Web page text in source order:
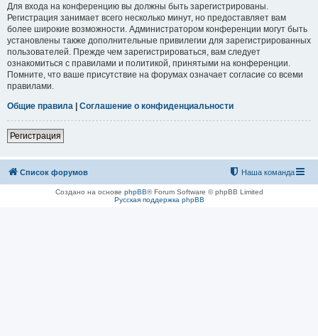
Для входа на конференцию вы должны быть зарегистрированы.
Регистрация занимает всего несколько минут, но предоставляет вам
более широкие возможности. Администратором конференции могут быть
установлены также дополнительные привилегии для зарегистрированных
пользователей. Прежде чем зарегистрироваться, вам следует
ознакомиться с правилами и политикой, принятыми на конференции.
Помните, что ваше присутствие на форумах означает согласие со всеми
правилами.
Общие правила | Соглашение о конфиденциальности
Регистрация
Список форумов Наша команда
Создано на основе phpBB® Forum Software © phpBB Limited
Русская поддержка phpBB